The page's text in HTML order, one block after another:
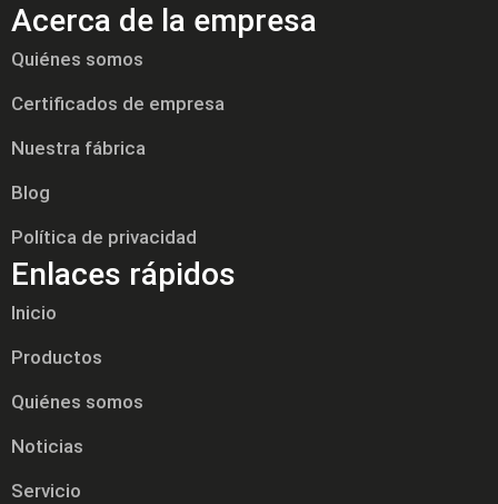
Acerca de la empresa
Quiénes somos
Certificados de empresa
Nuestra fábrica
Blog
Política de privacidad
Enlaces rápidos
Inicio
Productos
Quiénes somos
Noticias
Servicio